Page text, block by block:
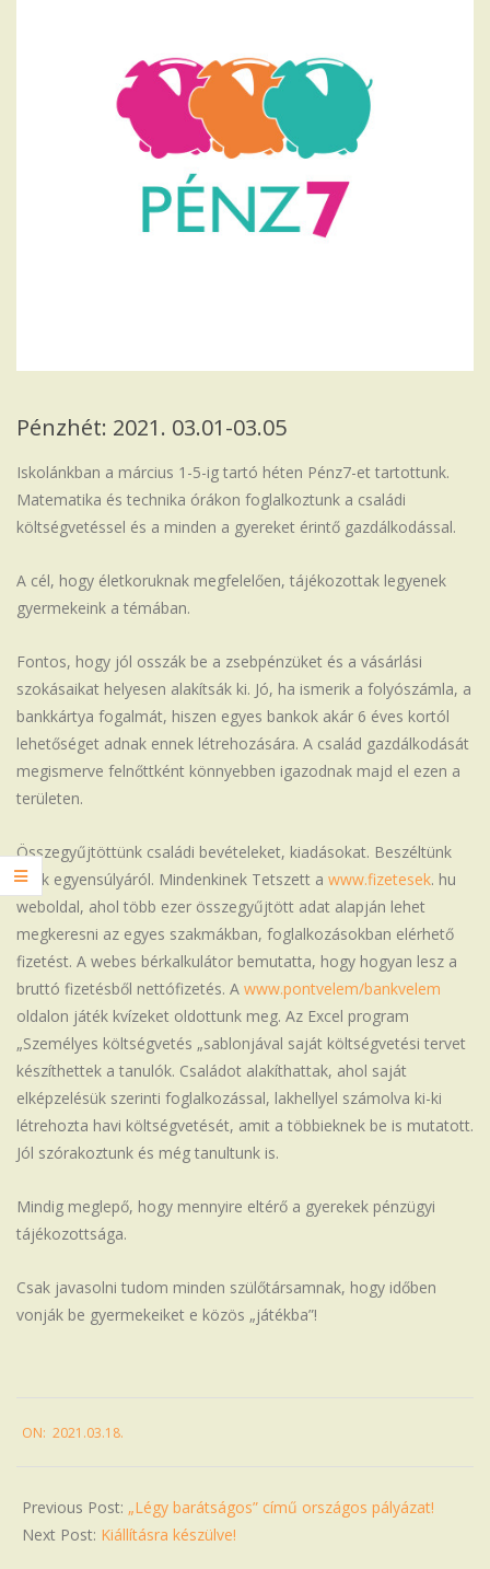
Pénzhét: 2021. 03.01-03.05
Iskolánkban a március 1-5-ig tartó héten Pénz7-et tartottunk.
Matematika és technika órákon foglalkoztunk a családi
költségvetéssel és a minden a gyereket érintő gazdálkodással.
A cél, hogy életkoruknak megfelelően, tájékozottak legyenek
gyermekeink a témában.
Fontos, hogy jól osszák be a zsebpénzüket és a vásárlási
szokásaikat helyesen alakítsák ki. Jó, ha ismerik a folyószámla, a
bankkártya fogalmát, hiszen egyes bankok akár 6 éves kortól
lehetőséget adnak ennek létrehozására. A család gazdálkodását
megismerve felnőttként könnyebben igazodnak majd el ezen a
területen.
Összegyűjtöttünk családi bevételeket, kiadásokat. Beszéltünk
ezek egyensúlyáról. Mindenkinek Tetszett a www.fizetesek. hu
weboldal, ahol több ezer összegyűjtött adat alapján lehet
megkeresni az egyes szakmákban, foglalkozásokban elérhető
fizetést. A webes bérkalkulátor bemutatta, hogy hogyan lesz a
bruttó fizetésből nettófizetés. A www.pontvelem/bankvelem
oldalon játék kvízeket oldottunk meg. Az Excel program
„Személyes költségvetés „sablonjával saját költségvetési tervet
készíthettek a tanulók. Családot alakíthattak, ahol saját
elképzelésük szerinti foglalkozással, lakhellyel számolva ki-ki
létrehozta havi költségvetését, amit a többieknek be is mutatott.
Jól szórakoztunk és még tanultunk is.
Mindig meglepő, hogy mennyire eltérő a gyerekek pénzügyi
tájékozottsága.
Csak javasolni tudom minden szülőtársamnak, hogy időben
vonják be gyermekeiket e közös „játékba”!
03-
ON: 2021.03.18.
Previous Post: „Légy barátságos” című országos pályázat!
Next Post: Kiállításra készülve!